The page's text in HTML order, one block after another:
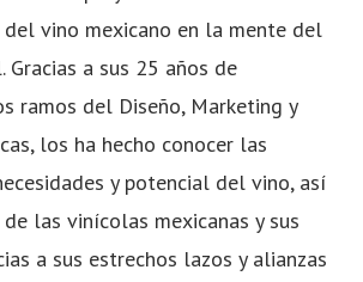
vino mexicano en la mente del
Gracias a sus 25 años de
ramos del Diseño, Marketing y
los ha hecho conocer las
y potencial del vino, así
las vinícolas mexicanas y sus
a sus estrechos lazos y alianzas